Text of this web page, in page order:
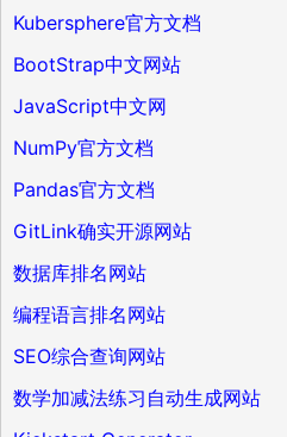
Kubersphere官方文档
BootStrap中文网站
JavaScript中文网
NumPy官方文档
Pandas官方文档
GitLink确实开源网站
数据库排名网站
编程语言排名网站
SEO综合查询网站
数学加减法练习自动生成网站